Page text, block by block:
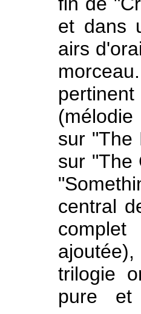
et dans
airs
sur "The
sur "The
central
complet
trilogie
pure et